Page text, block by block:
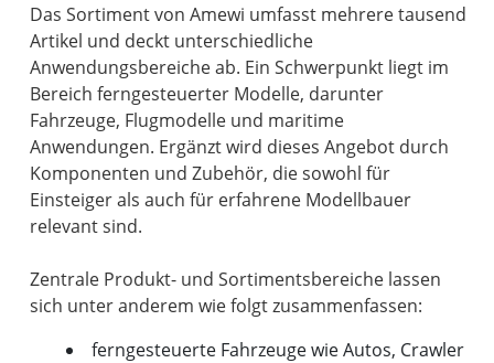
Das Sortiment von Amewi umfasst mehrere tausend
Artikel und deckt unterschiedliche
Anwendungsbereiche ab. Ein Schwerpunkt liegt im
Bereich ferngesteuerter Modelle, darunter
Fahrzeuge, Flugmodelle und maritime
Anwendungen. Ergänzt wird dieses Angebot durch
Komponenten und Zubehör, die sowohl für
Einsteiger als auch für erfahrene Modellbauer
relevant sind.
Zentrale Produkt- und Sortimentsbereiche lassen
ferngesteuerte Fahrzeuge wie Autos, Crawler